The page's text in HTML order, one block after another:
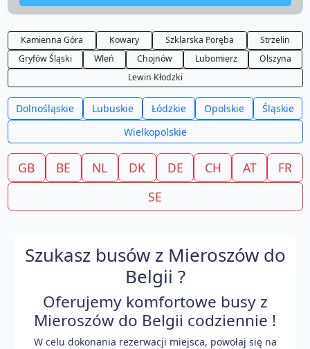
Kamienna Góra Kowary Szklarska Poręba
Strzelin
Gryfów Śląski
Wleń Chojnów Lubomierz
Olszyna
Lewin Kłodzki
Dolnośląskie Lubuskie Łódzkie Opolskie
Śląskie
Wielkopolskie
GB BE NL DK DE CH AT
FR
SE
Szukasz busów z Mieroszów do
Belgii ?
Oferujemy komfortowe busy z
Mieroszów do Belgii codziennie !
W celu dokonania rezerwacji miejsca, powołaj się na